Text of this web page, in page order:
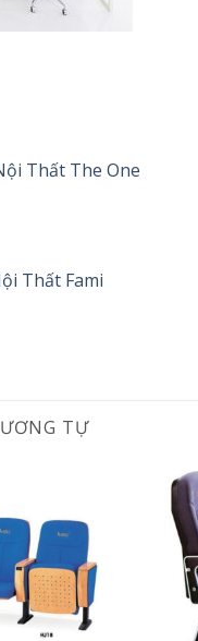
Thất The One
Thất Fami
TỰ